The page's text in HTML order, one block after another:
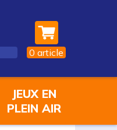
0 article
JEUX EN
PLEIN AIR